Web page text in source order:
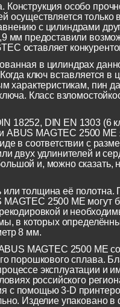
особо
осуществляется только
с цилиндрами
предоставили
оставляет
в цилиндрах
ключ вставляется в
характеристикам, пин
Класс
18252, DIN EN 1303 (6
ABUS MAGTEC 2500
в соответствии с
двух удлинителей и
и, можно сказать,
толщина её
2500 ME могут
и
в которых
8 мм.
MAGTEC 2500 ME
порошкового сплава.
эксплуатации и
российского
с помощью 3-D
Изделие упаковано